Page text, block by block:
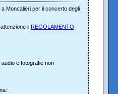
Moncalieri per il concerto degli
il REGOLAMENTO
e fotografie non